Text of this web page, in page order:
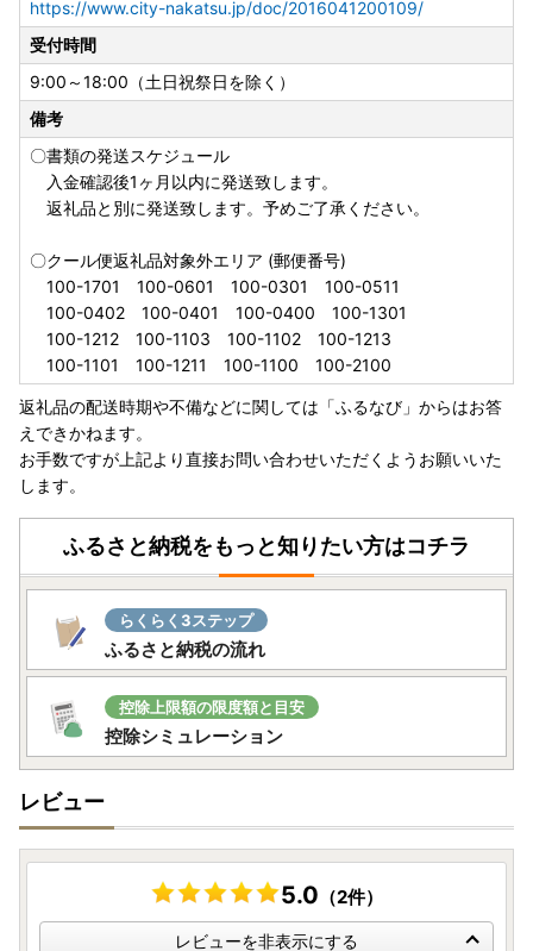
---------------------------------------
▼お礼の品の発送について
決済確認後、順次発送しますが、お品によっては発送までに
時間を要するものや、生産可能な季節等がある場合がござい
ます。また人気の品などは、発送をお待ちいただく場合がご
ざいますので、あらかじめご了承ください。
https://www.city-nakatsu.jp/doc/2016041200109/
受付時間
9:00～18:00（土日祝祭日を除く）
備考
〇書類の発送スケジュール
入金確認後1ヶ月以内に発送致します。
返礼品と別に発送致します。予めご了承ください。
〇クール便返礼品対象外エリア (郵便番号)
100-1701 100-0601 100-0301 100-0511
100-0402 100-0401 100-0400 100-1301
100-1212 100-1103 100-1102 100-1213
100-1101 100-1211 100-1100 100-2100
返礼品の配送時期や不備などに関しては「ふるなび」からはお答
えできかねます。
お手数ですが上記より直接お問い合わせいただくようお願いいた
します。
ふるさと納税をもっと知りたい方はコチラ
らくらく3ステップ
ふるさと納税の流れ
控除上限額の限度額と目安
控除シミュレーション
レビュー
5.0 （2件）
レビューを非表示にする